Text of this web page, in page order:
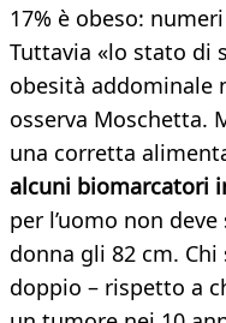
17% è obeso:
Tuttavia «lo stato di
obesità addominale
osserva Moschetta.
una corretta
alcuni biomarcatori
per l’uomo non
donna gli 82 cm.
doppio – rispetto a